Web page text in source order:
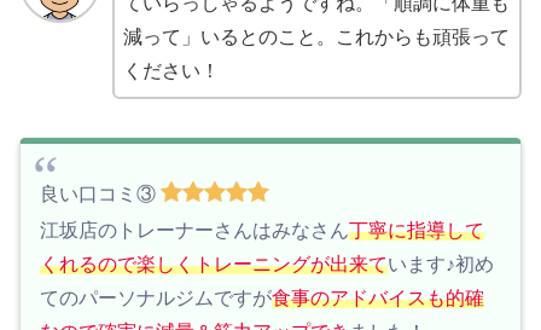
減って」いるとのこと。これからも頑張って
ください！
良い口コミ③
江坂店のトレーナーさんはみなさん丁寧に指導して
くれるので楽しくトレーニングが出来ています♪初め
てのパーソナルジムですが食事のアドバイスも的確